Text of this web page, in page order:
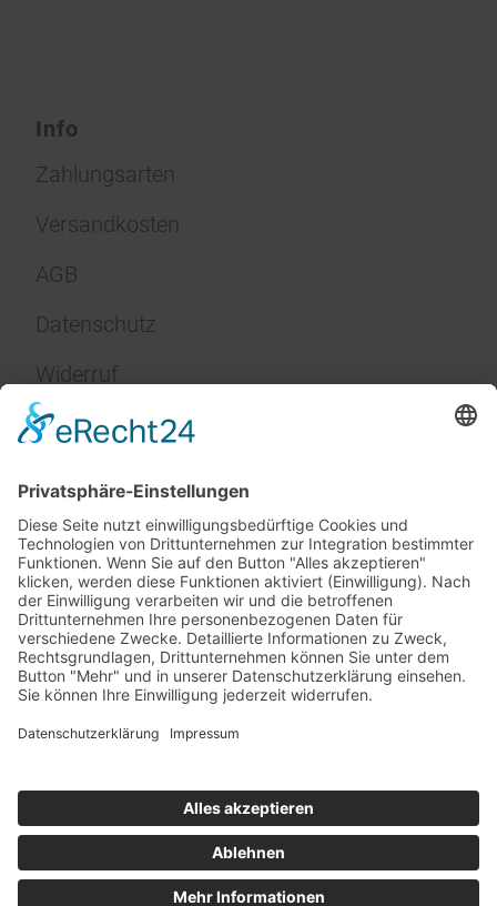
Info
Zahlungsarten
Versandkosten
AGB
Datenschutz
Widerruf
Impressum
Service
FAQ
Zahlungsarten